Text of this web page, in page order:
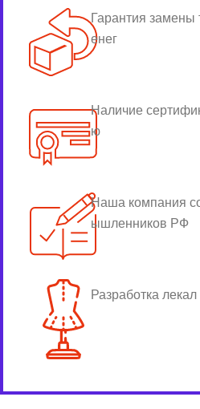
Гарантия замены
енег
Наличие
ю
Наша компания
ышленников РФ
Разработка